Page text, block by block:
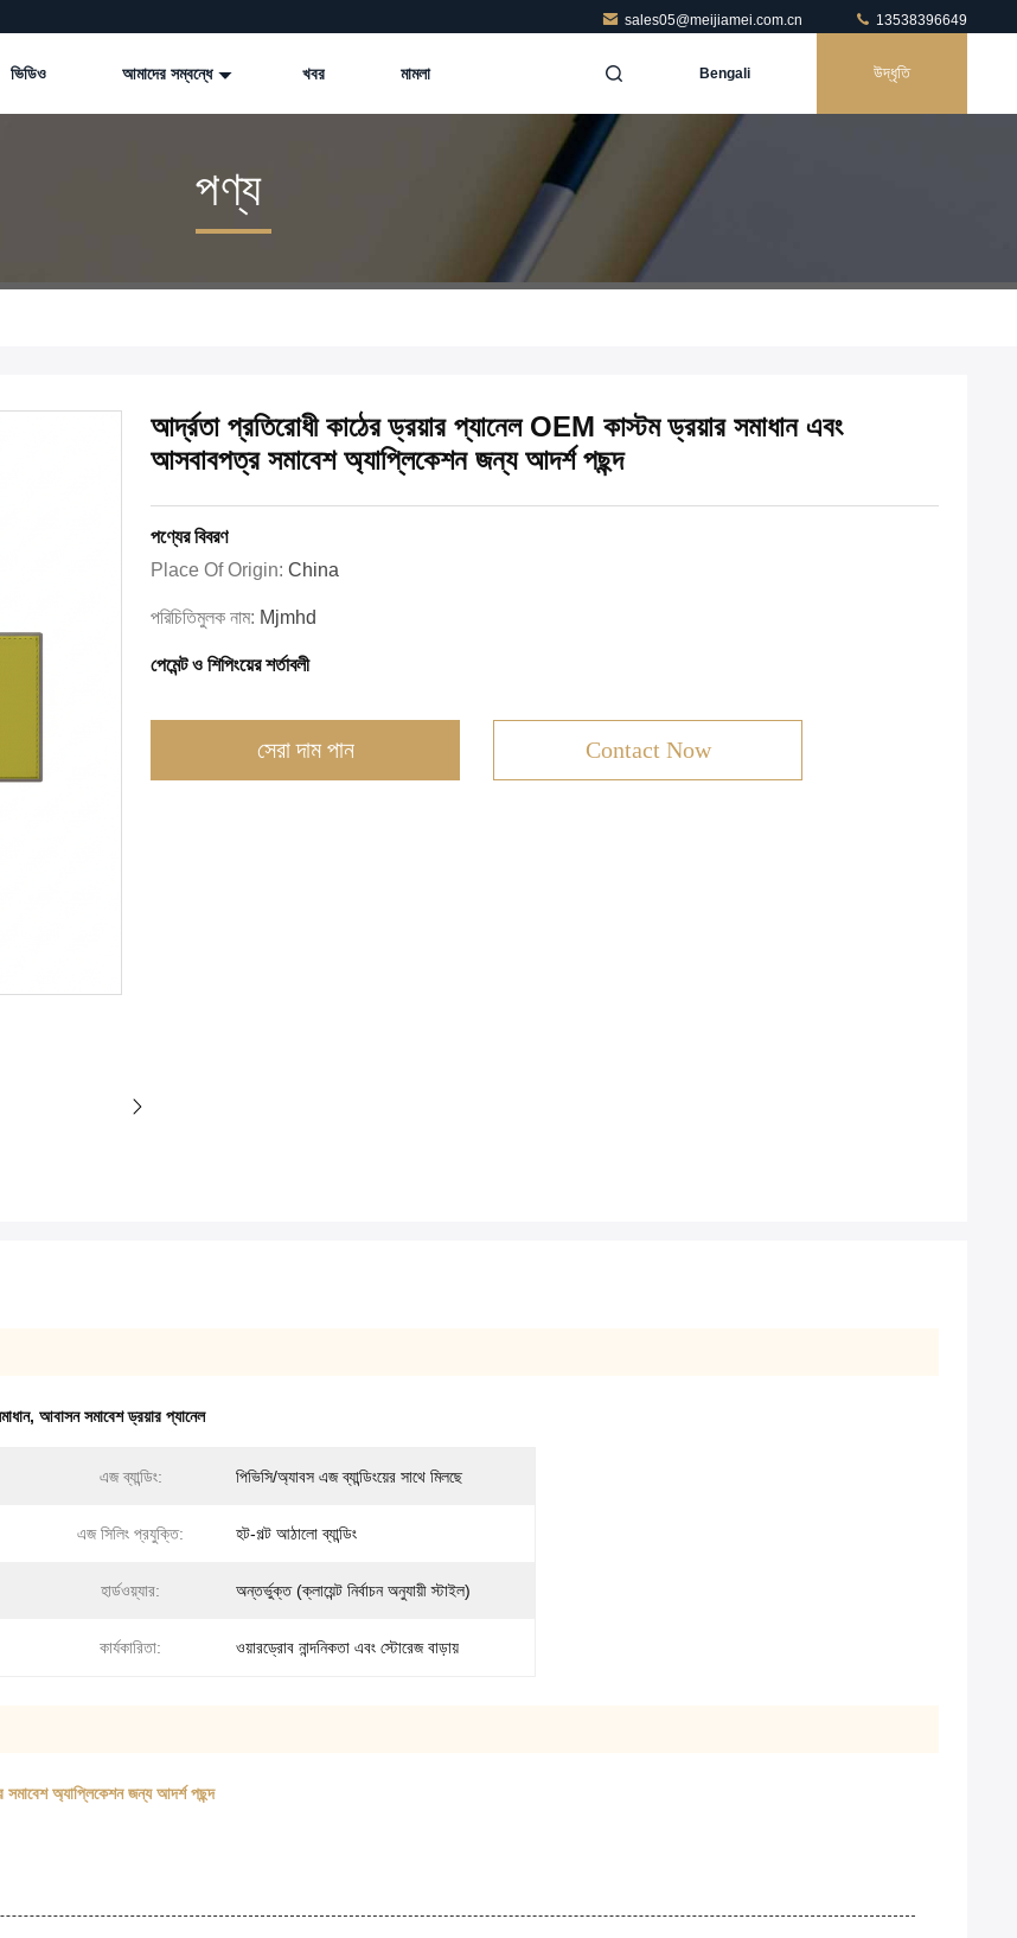
sales05@meijiamei.com.cn 13538396649
ভিডিও আমাদের সম্বন্ধে খবর মামলা Bengali উদ্ধৃতি
পণ্য
আর্দ্রতা প্রতিরোধী কাঠের ড্রয়ার প্যানেল OEM কাস্টম ড্রয়ার সমাধান এবং
আসবাবপত্র সমাবেশ অ্যাপ্লিকেশন জন্য আদর্শ পছন্দ
পণ্যের বিবরণ
Place Of Origin: China
পরিচিতিমুলক নাম: Mjmhd
পেমেন্ট ও শিপিংয়ের শর্তাবলী
সেরা দাম পান Contact Now
, আবাসন সমাবেশ ড্রয়ার প্যানেল
এজ ব্যান্ডিং: পিভিসি/অ্যাবস এজ ব্যান্ডিংয়ের সাথে মিলছে
এজ সিলিং প্রযুক্তি: হট-গল্ট আঠালো ব্যান্ডিং
হার্ডওয়্যার: অন্তর্ভুক্ত (ক্লায়েন্ট নির্বাচন অনুযায়ী স্টাইল)
কার্যকারিতা: ওয়ারড্রোব নান্দনিকতা এবং স্টোরেজ বাড়ায়
অ্যাপ্লিকেশন জন্য আদর্শ পছন্দ